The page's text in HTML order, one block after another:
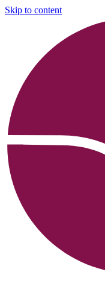
Skip to content